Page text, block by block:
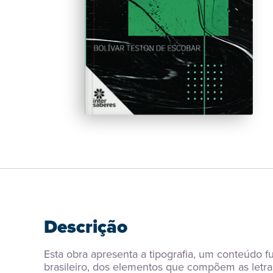
Descrição
Esta obra apresenta a tipografia, um conteúdo
brasileiro, dos elementos que compõem as